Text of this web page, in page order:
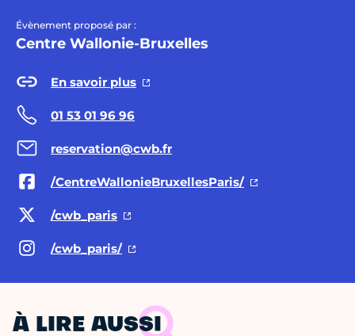
Évènement proposé par :
Centre Wallonie-Bruxelles
En savoir plus
01 53 01 96 96
reservation@cwb.fr
/CentreWallonieBruxellesParis/
/cwb_paris
/cwb_paris/
À LIRE AUSSI